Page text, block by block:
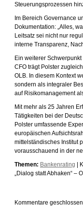
Steuerungsprozessen
Im Bereich Governance
Dokumentation: „Alles,
Leitsatz sei nicht nur
interne Transparenz,
Ein weiterer
CFO trägt Polster
OLB. In diesem Kontext
sondern als integraler
auf Risikomanagement
Mit mehr als 25 Jahren
Tätigkeiten bei der
Polster umfassende
europäischen
mittelständisches Institut
vorausschauend in der
Themen: Bankenrating
„Dialog statt Abhaken“
Kommentare geschlossen.